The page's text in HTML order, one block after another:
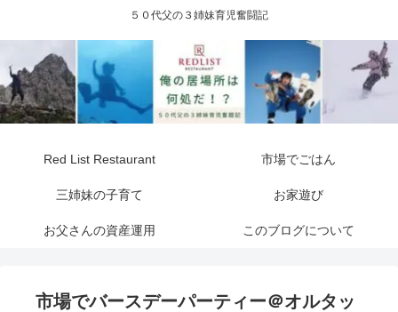
５０代父の３姉妹育児奮闘記
Red List Restaurant 市場でごはん
三姉妹の子育て お家遊び
お父さんの資産運用 このブログについて
市場でバースデーパーティー＠オルタッ